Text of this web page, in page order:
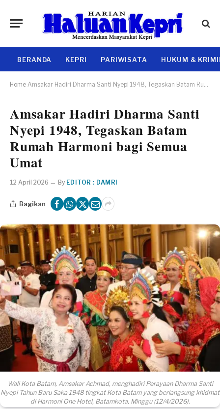
BERANDA KEPRI PARIWISATA HUKUM &
Home Amsakar Hadiri Dharma Santi Nyepi 1948, Tegaskan Batam Rumah Harmoni bagi Semua Umat
Amsakar Hadiri Dharma Santi
Nyepi 1948, Tegaskan Batam
Rumah Harmoni bagi Semua
Umat
12 April 2026 By EDITOR : DAMRI
Bagikan
Wali Kota Batam, Amsakar Achmad, menghadiri Perayaan Dharma Santi
Nyepi Tahun Baru Saka 1948 tingkat Kota Batam yang berlangsung khidmat
di Harmoni One Hotel, Batamkota, Minggu (12/4/2026).